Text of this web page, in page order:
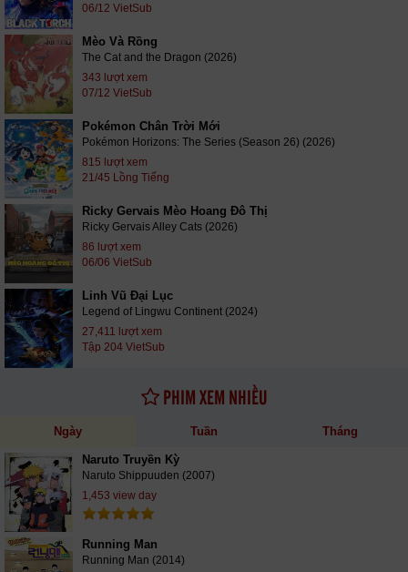
06/12 VietSub
Mèo Và Rồng
The Cat and the Dragon (2026)
343 lượt xem
07/12 VietSub
Pokémon Chân Trời Mới
Pokémon Horizons: The Series (Season 26) (2026)
815 lượt xem
21/45 Lồng Tiếng
Ricky Gervais Mèo Hoang Đô Thị
Ricky Gervais Alley Cats (2026)
86 lượt xem
06/06 VietSub
Linh Vũ Đại Lục
Legend of Lingwu Continent (2024)
27,411 lượt xem
Tập 204 VietSub
PHIM XEM NHIỀU
Ngày Tuần Tháng
Naruto Truyền Kỳ
Naruto Shippuuden (2007)
1,453 view day
Running Man
Running Man (2014)